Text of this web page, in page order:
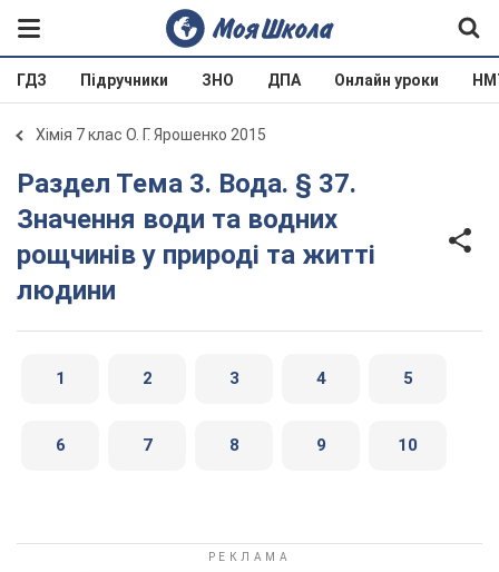
ГДЗ Підручники ЗНО ДПА Онлайн уроки
Хімія 7 клас О. Г. Ярошенко 2015
Раздел Тема 3. Вода. § 37.
Значення води та водних
рощчинів у природі та житті
людини
1 2 3 4 5
6 7 8 9 10